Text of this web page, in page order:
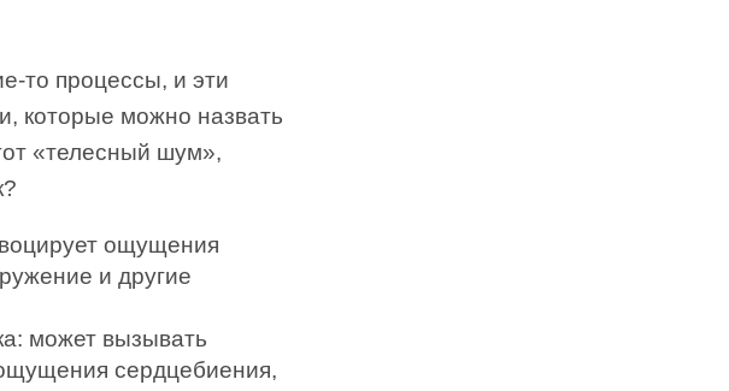
то процессы, и эти
которые можно назвать
«телесный шум»,
ощущения
и другие
может вызывать
сердцебиения,